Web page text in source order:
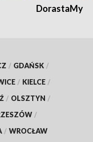
DorastaMy
/ GDAŃSK /
/ KIELCE /
/ OLSZTYN /
/
/ WROCŁAW